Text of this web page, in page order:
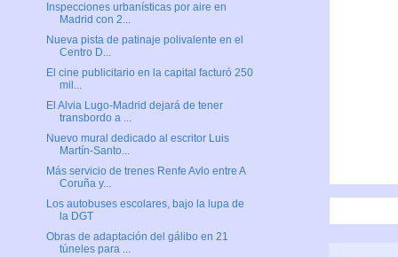
Inspecciones urbanísticas por aire en
Madrid con 2...
Nueva pista de patinaje polivalente en el
Centro D...
El cine publicitario en la capital facturó 250
mil...
El Alvia Lugo-Madrid dejará de tener
transbordo a ...
Nuevo mural dedicado al escritor Luis
Martín-Santo...
Más servicio de trenes Renfe Avlo entre A
Coruña y...
Los autobuses escolares, bajo la lupa de
la DGT
Obras de adaptación del gálibo en 21
túneles para ...